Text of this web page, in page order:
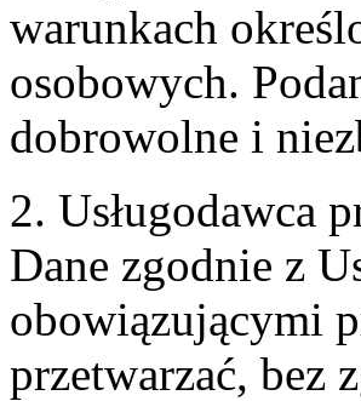
warunkach
osobowych.
dobrowolne i
2. Usługodawca
Dane zgodnie z
obowiązującymi
przetwarzać, bez